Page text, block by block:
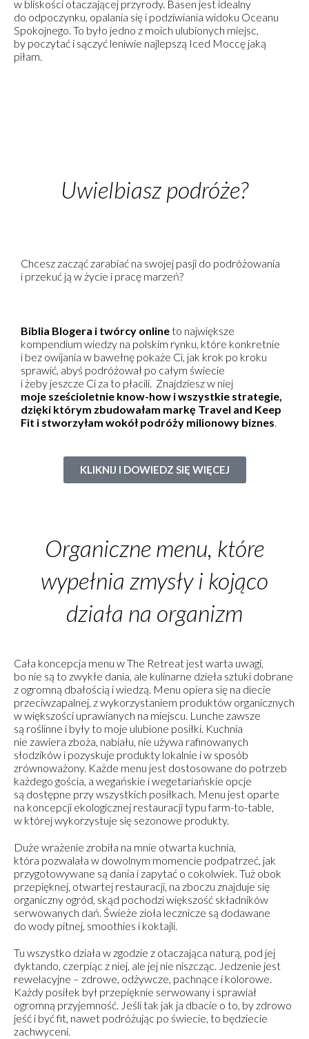
w bliskości otaczającej przyrody. Basen jest idealny
do odpoczynku, opalania się i podziwiania widoku Oceanu
Spokojnego. To było jedno z moich ulubionych miejsc,
by poczytać i sączyć leniwie najlepszą Iced Moccę jaką
piłam.
Uwielbiasz podróże?
Chcesz zacząć zarabiać na swojej pasji do podróżowania
i przekuć ją w życie i pracę marzeń?
Biblia Blogera i twórcy onlineto największe
kompendium wiedzy na polskim rynku, które konkretnie
i bez owijania w bawełnę pokaże Ci, jak krok po kroku
sprawić, abyś podróżował po całym świecie
i żeby jeszcze Ci za to płacili. Znajdziesz w niej
moje sześcioletnie know-how i wszystkie strategie,
dzięki którym zbudowałam markę Travel and Keep
Fit i stworzyłam wokół podróży milionowy biznes.
KLIKNIJ I DOWIEDZ SIĘ WIĘCEJ
Organiczne menu, które
wypełnia zmysły i kojąco
działa na organizm
Cała koncepcja menu w The Retreat jest warta uwagi,
bo nie są to zwykłe dania, ale kulinarne dzieła sztuki dobrane
z ogromną dbałością i wiedzą. Menu opiera się na diecie
przeciwzapalnej, z wykorzystaniem produktów organicznych
w większości uprawianych na miejscu. Lunche zawsze
są roślinne i były to moje ulubione posiłki. Kuchnia
nie zawiera zboża, nabiału, nie używa rafinowanych
słodzików i pozyskuje produkty lokalnie i w sposób
zrównoważony. Każde menu jest dostosowane do potrzeb
każdego gościa, a wegańskie i wegetariańskie opcje
są dostępne przy wszystkich posiłkach. Menu jest oparte
na koncepcji ekologicznej restauracji typu farm-to-table,
w której wykorzystuje się sezonowe produkty.
Duże wrażenie zrobiła na mnie otwarta kuchnia,
która pozwalała w dowolnym momencie podpatrzeć, jak
przygotowywane są dania i zapytać o cokolwiek. Tuż obok
przepięknej, otwartej restauracji, na zboczu znajduje się
organiczny ogród, skąd pochodzi większość składników
serwowanych dań. Świeże zioła lecznicze są dodawane
do wody pitnej, smoothies i koktajli.
Tu wszystko działa w zgodzie z otaczająca naturą, pod jej
dyktando, czerpiąc z niej, ale jej nie niszcząc. Jedzenie jest
rewelacyjne – zdrowe, odżywcze, pachnące i kolorowe.
Każdy posiłek był przepięknie serwowany i sprawiał
ogromną przyjemność. Jeśli tak jak ja dbacie o to, by zdrowo
jeść i być fit, nawet podróżując po świecie, to będziecie
zachwyceni.